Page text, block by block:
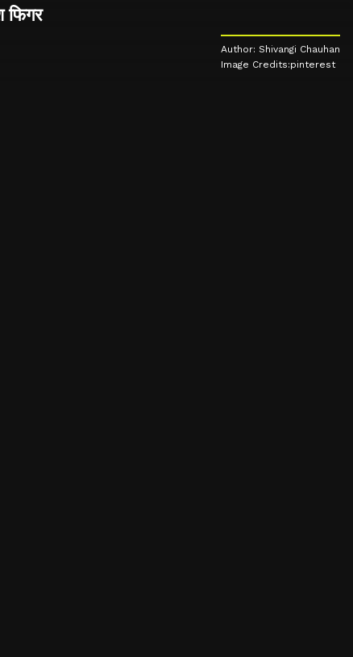
फिगर
Author: Shivangi Chauhan
Image Credits:pinterest